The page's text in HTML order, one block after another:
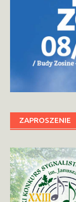
ZAPROSZENIE